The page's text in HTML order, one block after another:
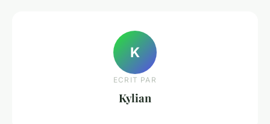
K
ECRIT PAR
Kylian